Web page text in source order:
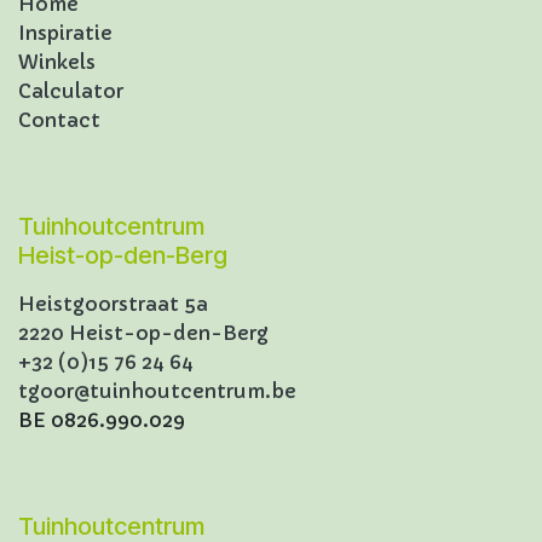
Inspiratie
Winkels
Calculator
Contact
Tuinhoutcentrum
Heist-op-den-Berg
Heistgoorstraat 5a
2220 Heist-op-den-Berg
+32 (0)15 76 24 64
tgoor@tuinhoutcentrum.be
BE 0826.990.029
Tuinhoutcentrum